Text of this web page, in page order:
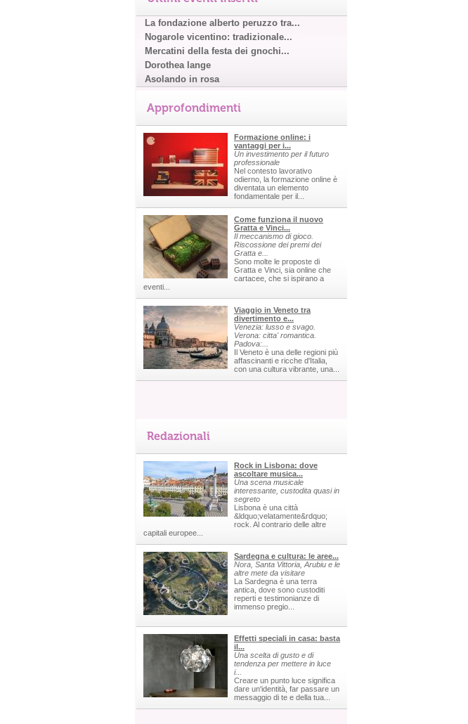
La fondazione alberto peruzzo tra...
Nogarole vicentino: tradizionale...
Mercatini della festa dei gnochi...
Dorothea lange
Asolando in rosa
Approfondimenti
Formazione online: i
vantaggi per i...
Un investimento per il futuro
professionale
Nel contesto lavorativo
odierno, la formazione online è
diventata un elemento
fondamentale per il...
Come funziona il nuovo
Gratta e Vinci...
Il meccanismo di gioco.
Riscossione dei premi dei
Gratta e...
Sono molte le proposte di
Gratta e Vinci, sia online che
cartacee, che si ispirano a
eventi...
Viaggio in Veneto tra
divertimento e...
Venezia: lusso e svago.
Verona: citta' romantica.
Padova:...
Il Veneto è una delle regioni più
affascinanti e ricche d'Italia,
con una cultura vibrante, una...
Redazionali
Rock in Lisbona: dove
ascoltare musica...
Una scena musicale
interessante, custodita quasi in
segreto
Lisbona è una città
&ldquo;velatamente&rdquo;
rock. Al contrario delle altre
capitali europee...
Sardegna e cultura: le aree...
Nora, Santa Vittoria, Arubiu e le
altre mete da visitare
La Sardegna è una terra
antica, dove sono custoditi
reperti e testimonianze di
immenso pregio...
Effetti speciali in casa: basta
il...
Una scelta di gusto e di
tendenza per mettere in luce
i...
Creare un punto luce significa
dare un'identità, far passare un
messaggio di te e della tua...